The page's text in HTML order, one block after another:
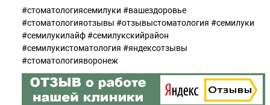
#стоматологиясемилуки #вашездоровье
#стоматологияотзывы #отзывыстоматология #семилуки
#семилукилайф #семилукскийрайон
#семилукистоматология #яндексотзывы
#стоматологияворонеж